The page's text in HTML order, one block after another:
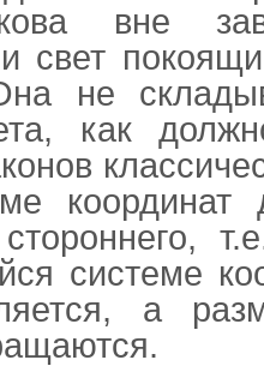
вне
свет
не
как
координат
системе
а